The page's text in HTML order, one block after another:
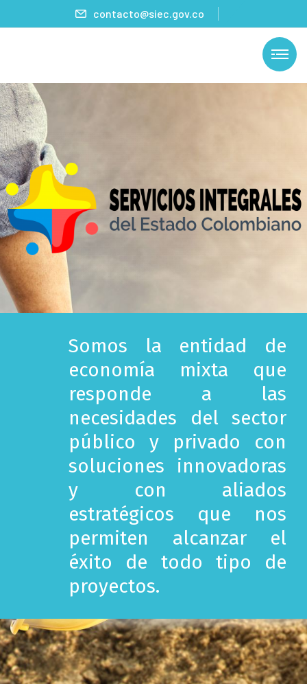
contacto@siec.gov.co
Somos la entidad de
economía mixta que
responde a las
necesidades del sector
público y privado con
soluciones innovadoras
y con aliados
estratégicos que nos
permiten alcanzar el
éxito de todo tipo de
proyectos.